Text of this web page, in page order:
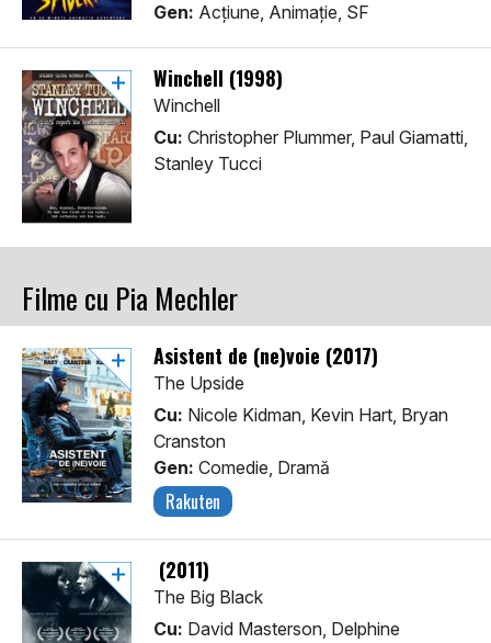
Gen: Acţiune, Animaţie, SF
Winchell (1998)
Winchell
Cu: Christopher Plummer, Paul Giamatti,
Stanley Tucci
Filme cu Pia Mechler
Asistent de (ne)voie (2017)
The Upside
Cu: Nicole Kidman, Kevin Hart, Bryan
Cranston
Gen: Comedie, Dramă
Rakuten
(2011)
The Big Black
Cu: David Masterson, Delphine